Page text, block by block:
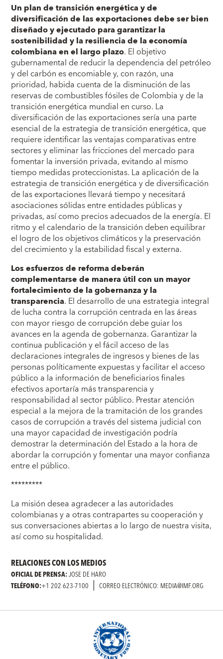
Un plan de transición energética y de
diversificación de las exportaciones debe ser bien
diseñado y ejecutado para garantizar la
sostenibilidad y la resiliencia de la economía
colombiana en el largo plazo. El objetivo
gubernamental de reducir la dependencia del petróleo
y del carbón es encomiable y, con razón, una
prioridad, habida cuenta de la disminución de las
reservas de combustibles fósiles de Colombia y de la
transición energética mundial en curso. La
diversificación de las exportaciones sería una parte
esencial de la estrategia de transición energética, que
requiere identificar las ventajas comparativas entre
sectores y eliminar las fricciones del mercado para
fomentar la inversión privada, evitando al mismo
tiempo medidas proteccionistas. La aplicación de la
estrategia de transición energética y de diversificación
de las exportaciones llevará tiempo y necesitará
asociaciones sólidas entre entidades públicas y
privadas, así como precios adecuados de la energía. El
ritmo y el calendario de la transición deben equilibrar
el logro de los objetivos climáticos y la preservación
del crecimiento y la estabilidad fiscal y externa.
Los esfuerzos de reforma deberán
complementarse de manera útil con un mayor
fortalecimiento de la gobernanza y la
transparencia. El desarrollo de una estrategia integral
de lucha contra la corrupción centrada en las áreas
con mayor riesgo de corrupción debe guiar los
avances en la agenda de gobernanza. Garantizar la
continua publicación y el fácil acceso de las
declaraciones integrales de ingresos y bienes de las
personas políticamente expuestas y facilitar el acceso
público a la información de beneficiarios finales
efectivos aportaría más transparencia y
responsabilidad al sector público. Prestar atención
especial a la mejora de la tramitación de los grandes
casos de corrupción a través del sistema judicial con
una mayor capacidad de investigación podría
demostrar la determinación del Estado a la hora de
abordar la corrupción y fomentar una mayor confianza
entre el público.
*********
La misión desea agradecer a las autoridades
colombianas y a otras contrapartes su cooperación y
sus conversaciones abiertas a lo largo de nuestra visita,
así como su hospitalidad.
RELACIONES CON LOS MEDIOS
OFICIAL DE PRENSA:JOSE DE HARO
TELÉFONO:+1 202 623-7100 CORREO ELECTRÓNICO: MEDIA@IMF.ORG